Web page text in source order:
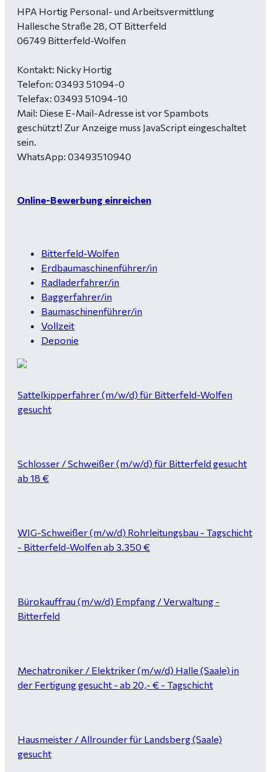
HPA Hortig Personal- und Arbeitsvermittlung
Hallesche Straße 28, OT Bitterfeld
06749 Bitterfeld-Wolfen
Kontakt: Nicky Hortig
Telefon: 03493 51094-0
Telefax: 03493 51094-10
Mail: Diese E-Mail-Adresse ist vor Spambots
geschützt! Zur Anzeige muss JavaScript eingeschaltet
sein.
WhatsApp: 03493510940
Online-Bewerbung einreichen
Bitterfeld-Wolfen
Erdbaumaschinenführer/in
Radladerfahrer/in
Baggerfahrer/in
Baumaschinenführer/in
Vollzeit
Deponie
Sattelkipperfahrer (m/w/d) für Bitterfeld-Wolfen
gesucht
Schlosser / Schweißer (m/w/d) für Bitterfeld gesucht
ab 18 €
WIG-Schweißer (m/w/d) Rohrleitungsbau - Tagschicht
- Bitterfeld-Wolfen ab 3.350 €
Bürokauffrau (m/w/d) Empfang / Verwaltung -
Bitterfeld
Mechatroniker / Elektriker (m/w/d) Halle (Saale) in
der Fertigung gesucht - ab 20,- € - Tagschicht
Hausmeister / Allrounder für Landsberg (Saale)
gesucht